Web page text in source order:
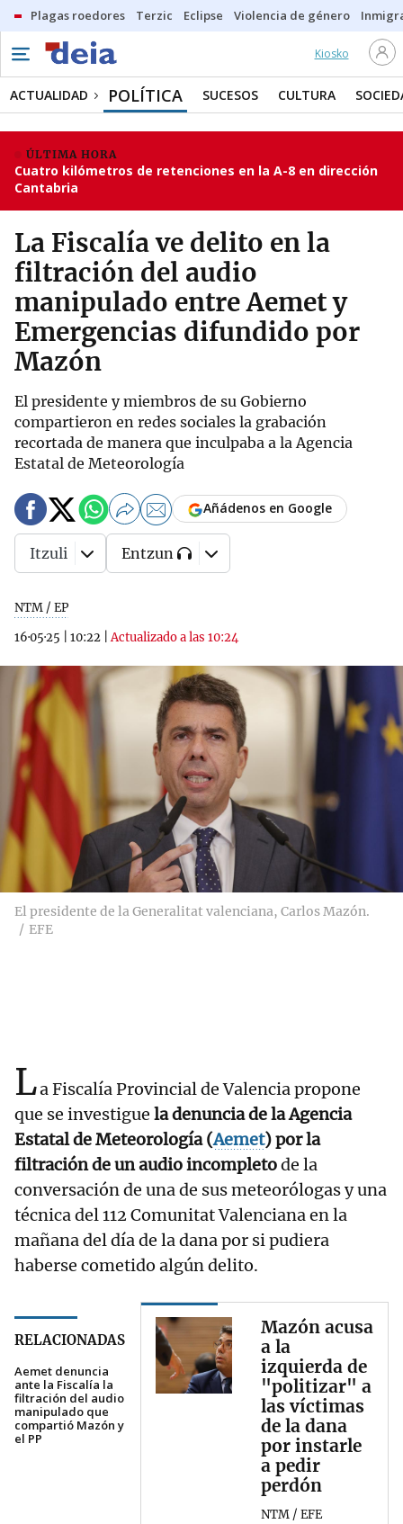
Plagas roedores Terzic Eclipse Violencia de género
Kiosko
ACTUALIDAD POLÍTICA SUCESOS CULTURA
ÚLTIMA HORA
Cuatro kilómetros de retenciones en la A-8 en dirección
Cantabria
La Fiscalía ve delito en la
filtración del audio
manipulado entre Aemet y
Emergencias difundido por
Mazón
El presidente y miembros de su Gobierno
compartieron en redes sociales la grabación
recortada de manera que inculpaba a la Agencia
Estatal de Meteorología
NTM / EP
16·05·25
10:22 |Actualizado a las 10:24
Añádenos en Google
Itzuli Entzun
El presidente de la Generalitat valenciana, Carlos Mazón.
EFE
La Fiscalía Provincial de Valencia propone
que se investigue la denuncia de la Agencia
Estatal de Meteorología (Aemet)por la
filtración de un audio incompletode la
conversación de una de sus meteorólogas y una
técnica del 112 Comunitat Valenciana en la
mañana del día de la dana por si pudiera
haberse cometido algún delito.
RELACIONADAS
Aemet denuncia
ante la Fiscalía la
filtración del audio
manipulado que
compartió Mazón y
el PP
Mazón acusa
a la
izquierda de
"politizar" a
las víctimas
de la dana
por instarle
a pedir
perdón
NTM / EFE